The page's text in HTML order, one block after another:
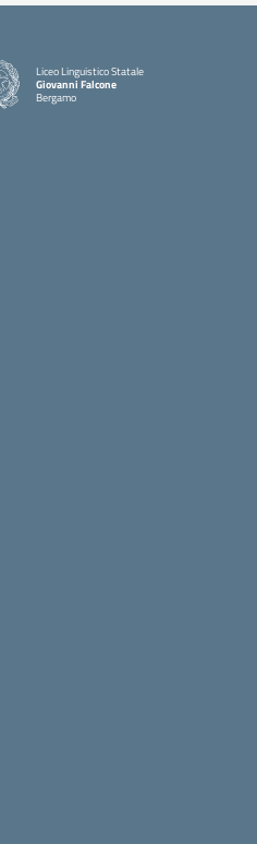
Liceo Linguistico Statale
Giovanni Falcone
Bergamo
— Visita la pagina iniziale della scuola